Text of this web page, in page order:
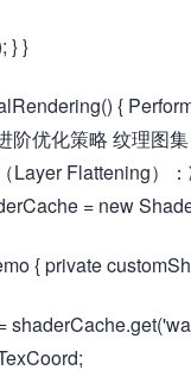
} }
{
阶优化策略 纹理图
Layer Flattening）
= new
{ private